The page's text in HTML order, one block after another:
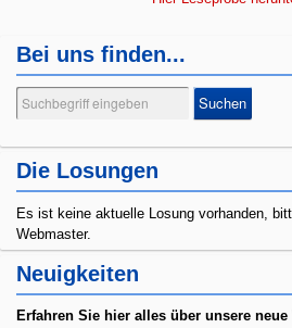
Bei uns finden...
Suchen
...
Suchen
Die Losungen
Es ist keine aktuelle Losung vorhanden,
Webmaster.
Neuigkeiten
Erfahren Sie hier alles über unsere neue